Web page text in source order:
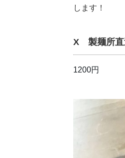
します！
X 製麺所直
1200円